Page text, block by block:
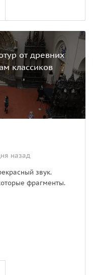
от древних
классиков
назад
звук.
фрагменты.